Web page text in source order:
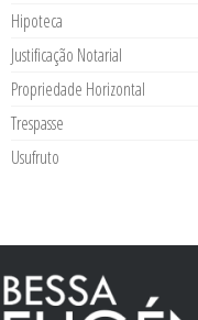
Hipoteca
Justificação Notarial
Propriedade Horizontal
Trespasse
Usufruto